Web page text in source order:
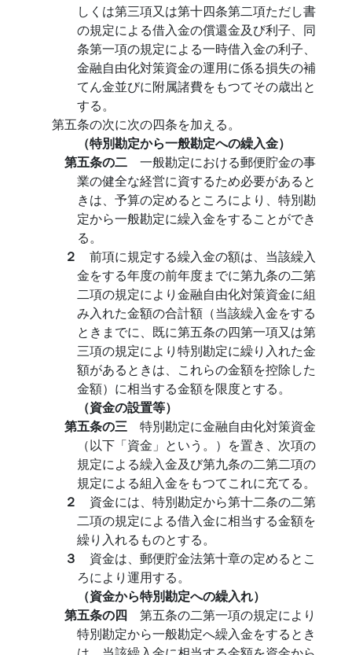
しくは第三項又は第十四条第二項ただし書
の規定による借入金の償還金及び利子、同
条第一項の規定による一時借入金の利子、
金融自由化対策資金の運用に係る損失の補
てん金並びに附属諸費をもつてその歳出と
する。
第五条の次に次の四条を加える。
（特別勘定から一般勘定への繰入金）
第五条の二 一般勘定における郵便貯金の事
業の健全な経営に資するため必要があると
きは、予算の定めるところにより、特別勘
定から一般勘定に繰入金をすることができ
る。
２ 前項に規定する繰入金の額は、当該繰入
金をする年度の前年度までに第九条の二第
二項の規定により金融自由化対策資金に組
み入れた金額の合計額（当該繰入金をする
ときまでに、既に第五条の四第一項又は第
三項の規定により特別勘定に繰り入れた金
額があるときは、これらの金額を控除した
金額）に相当する金額を限度とする。
（資金の設置等）
第五条の三 特別勘定に金融自由化対策資金
（以下「資金」という。）を置き、次項の
規定による繰入金及び第九条の二第二項の
規定による組入金をもつてこれに充てる。
２ 資金には、特別勘定から第十二条の二第
二項の規定による借入金に相当する金額を
繰り入れるものとする。
３ 資金は、郵便貯金法第十章の定めるとこ
ろにより運用する。
（資金から特別勘定への繰入れ）
第五条の四 第五条の二第一項の規定により
特別勘定から一般勘定へ繰入金をするとき